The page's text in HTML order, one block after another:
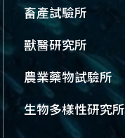
畜產試驗所
獸醫研究所
農業藥物試驗所
生物多樣性研究所